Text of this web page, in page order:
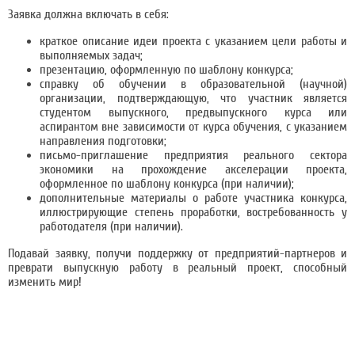
Заявка должна включать в себя:
краткое описание идеи проекта с указанием цели работы и
выполняемых задач;
презентацию, оформленную по шаблону конкурса;
справку об обучении в образовательной (научной)
организации, подтверждающую, что участник является
студентом выпускного, предвыпускного курса или
аспирантом вне зависимости от курса обучения, с указанием
направления подготовки;
письмо-приглашение предприятия реального сектора
экономики на прохождение акселерации проекта,
оформленное по шаблону конкурса (при наличии);
дополнительные материалы о работе участника конкурса,
иллюстрирующие степень проработки, востребованность у
работодателя (при наличии).
Подавай заявку, получи поддержку от предприятий-партнеров и
преврати выпускную работу в реальный проект, способный
изменить мир!